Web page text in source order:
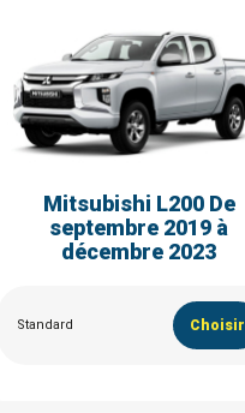
Mitsubishi L200 De
septembre 2019 à
décembre 2023
Standard Choisir